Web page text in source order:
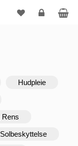
Hudpleie
Rens
Solbeskyttelse